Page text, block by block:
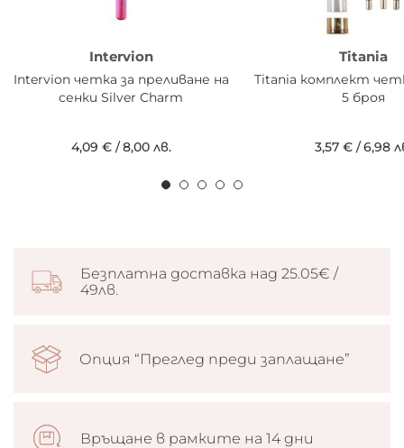
Intervion
Intervion четка за преливане на
сенки Silver Charm
4,09 €/8,00 лв.
Titania
Titania комплект
5 броя
3,57 € /6,98
Безплатна доставка над 25.05€ /
49лв.
Опция “Преглед преди заплащане”
Връщане в рамките на 14 дни